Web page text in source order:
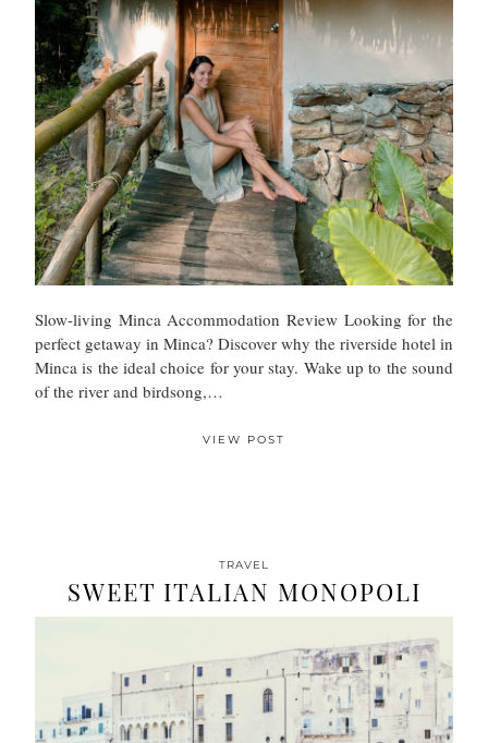
Slow-living Minca Accommodation Review Looking for the
perfect getaway in Minca? Discover why the riverside hotel in
Minca is the ideal choice for your stay. Wake up to the sound
of the river and birdsong,…
VIEW POST
TRAVEL
SWEET ITALIAN MONOPOLI